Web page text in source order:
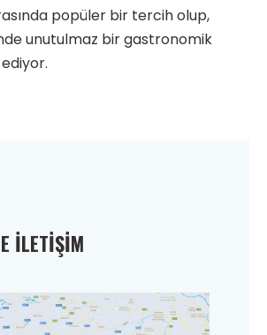
popüler bir tercih olup,
unutulmaz bir gastronomik
İLETIŞIM